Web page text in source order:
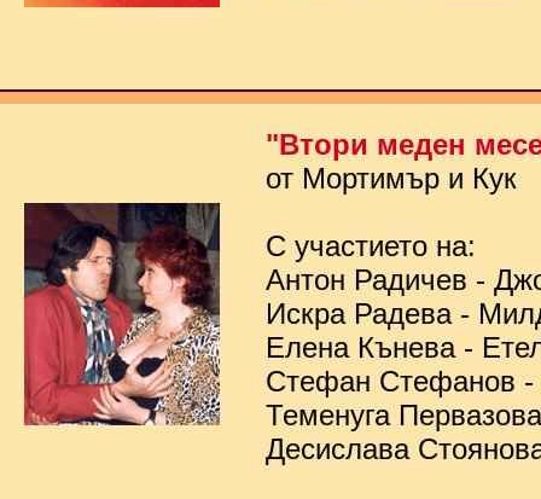
"Втори меден
от Мортимър и Кук
С участието на:
Антон Радичев -
Искра Радева -
Елена Кънева -
Стефан Стефанов
Теменуга
Десислава